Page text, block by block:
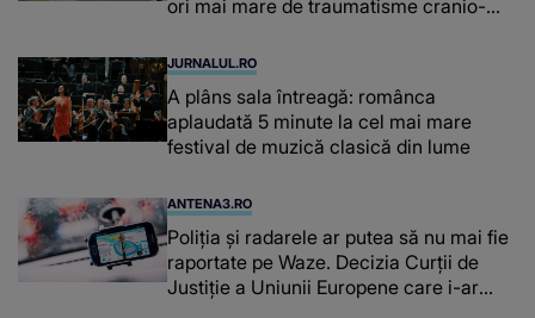
ori mai mare de traumatisme cranio-
JURNALUL.RO
A plâns sala întreagă: românca
aplaudată 5 minute la cel mai mare
festival de muzică clasică din lume
ANTENA3.RO
Poliţia şi radarele ar putea să nu mai fie
raportate pe Waze. Decizia Curţii de
Justiție a Uniunii Europene care i-ar